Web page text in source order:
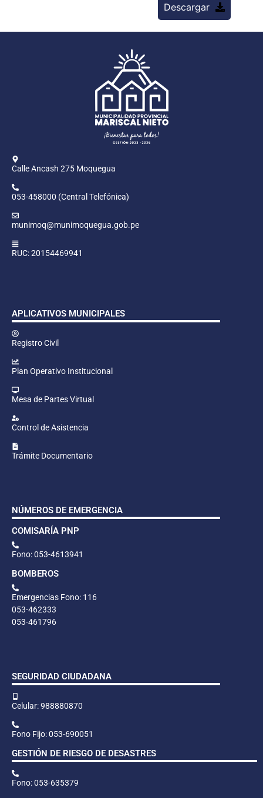
Descargar
Calle Ancash 275 Moquegua
053-458000 (Central Telefónica)
munimoq@munimoquegua.gob.pe
RUC: 20154469941
APLICATIVOS MUNICIPALES
Registro Civil
Plan Operativo Institucional
Mesa de Partes Virtual
Control de Asistencia
Trámite Documentario
NÚMEROS DE EMERGENCIA
COMISARÍA PNP
Fono: 053-4613941
BOMBEROS
Emergencias Fono: 116
053-462333
053-461796
SEGURIDAD CIUDADANA
Celular: 988880870
Fono Fijo: 053-690051
GESTIÓN DE RIESGO DE DESASTRES
Fono: 053-635379